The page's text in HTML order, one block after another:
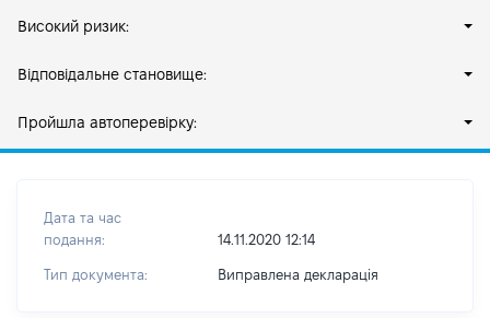
Високий ризик:
Відповідальне становище:
Пройшла автоперевірку:
Дата та час
подання:
14.11.2020 12:14
Тип документа: Виправлена декларація